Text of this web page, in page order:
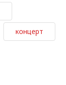
концерт